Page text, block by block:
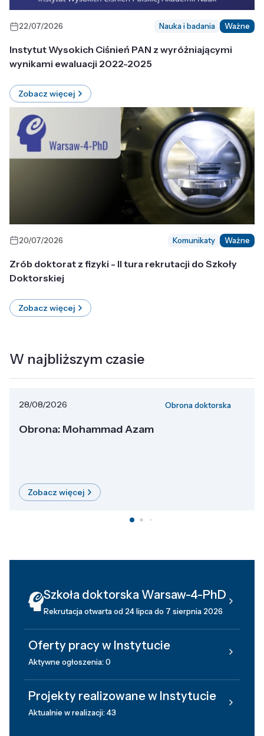
22/07/2026 Nauka i badania Ważne
Instytut Wysokich Ciśnień PAN z wyróżniającymi
wynikami ewaluacji 2022-2025
Zobacz więcej
20/07/2026 Komunikaty Ważne
Zrób doktorat z fizyki - II tura rekrutacji do Szkoły
Doktorskiej
Zobacz więcej
W najbliższym czasie
28/08/2026 Obrona doktorska
Obrona: Mohammad Azam
Zobacz więcej
Szkoła doktorska Warsaw-4-PhD
Rekrutacja otwarta od 24 lipca do 7 sierpnia 2026
Oferty pracy w Instytucie
Aktywne ogłoszenia: 0
Projekty realizowane w Instytucie
Aktualnie w realizacji: 43